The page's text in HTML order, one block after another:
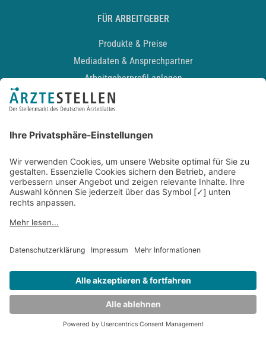
FÜR ARBEITGEBER
Produkte & Preise
Mediadaten & Ansprechpartner
Arbeitgeberprofil anlegen
Recruiting-Podcast
Kontakt
Datenschutz
Newsletter
Entwickelt durchJOBIQO